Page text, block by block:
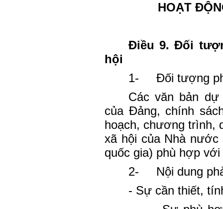
HOẠT
Điều 9. Đối
hội
1-
Đối tượng
Các văn bản
của Đảng, chính
hoạch, chương trình,
xã hội của Nhà
quốc gia) phù hợp
2-
Nội dung
- Sự cần thiết,